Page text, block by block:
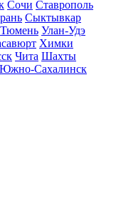
Сочи Ставрополь
Сыктывкар
Тюмень Улан-Удэ
Химки
Чита Шахты
Южно-Сахалинск